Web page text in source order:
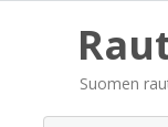
Suomen